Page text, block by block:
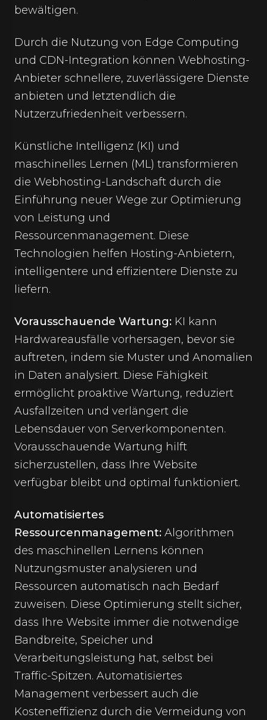
bewältigen.
Durch die Nutzung von Edge Computing
und CDN-Integration können Webhosting-
Anbieter schnellere, zuverlässigere Dienste
anbieten und letztendlich die
Nutzerzufriedenheit verbessern.
Künstliche Intelligenz (KI) und
maschinelles Lernen (ML) transformieren
die Webhosting-Landschaft durch die
Einführung neuer Wege zur Optimierung
von Leistung und
Ressourcenmanagement. Diese
Technologien helfen Hosting-Anbietern,
intelligentere und effizientere Dienste zu
liefern.
Vorausschauende Wartung: KI kann
Hardwareausfälle vorhersagen, bevor sie
auftreten, indem sie Muster und Anomalien
in Daten analysiert. Diese Fähigkeit
ermöglicht proaktive Wartung, reduziert
Ausfallzeiten und verlängert die
Lebensdauer von Serverkomponenten.
Vorausschauende Wartung hilft
sicherzustellen, dass Ihre Website
verfügbar bleibt und optimal funktioniert.
Automatisiertes
Ressourcenmanagement: Algorithmen
des maschinellen Lernens können
Nutzungsmuster analysieren und
Ressourcen automatisch nach Bedarf
zuweisen. Diese Optimierung stellt sicher,
dass Ihre Website immer die notwendige
Bandbreite, Speicher und
Verarbeitungsleistung hat, selbst bei
Traffic-Spitzen. Automatisiertes
Management verbessert auch die
Kosteneffizienz durch die Vermeidung von